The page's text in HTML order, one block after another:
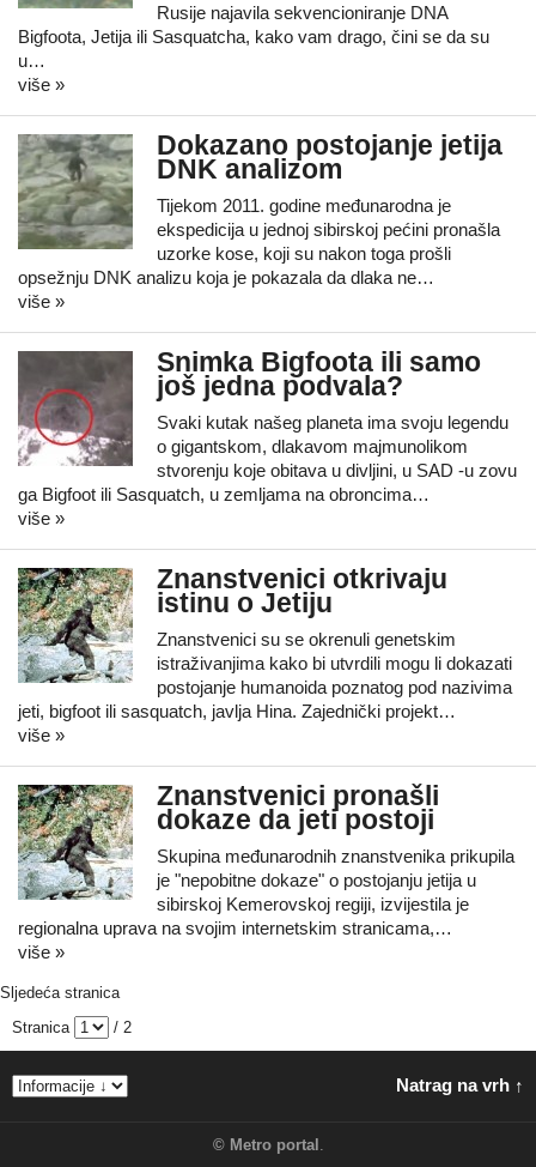
Rusije najavila sekvencioniranje DNA
Bigfoota, Jetija ili Sasquatcha, kako vam drago, čini se da su
u…
više »
Dokazano postojanje jetija
DNK analizom
Tijekom 2011. godine međunarodna je
ekspedicija u jednoj sibirskoj pećini pronašla
uzorke kose, koji su nakon toga prošli
opsežnju DNK analizu koja je pokazala da dlaka ne…
više »
Snimka Bigfoota ili samo
još jedna podvala?
Svaki kutak našeg planeta ima svoju legendu
o gigantskom, dlakavom majmunolikom
stvorenju koje obitava u divljini, u SAD -u zovu
ga Bigfoot ili Sasquatch, u zemljama na obroncima…
više »
Znanstvenici otkrivaju
istinu o Jetiju
Znanstvenici su se okrenuli genetskim
istraživanjima kako bi utvrdili mogu li dokazati
postojanje humanoida poznatog pod nazivima
jeti, bigfoot ili sasquatch, javlja Hina. Zajednički projekt…
više »
Znanstvenici pronašli
dokaze da jeti postoji
Skupina međunarodnih znanstvenika prikupila
je "nepobitne dokaze" o postojanju jetija u
sibirskoj Kemerovskoj regiji, izvijestila je
regionalna uprava na svojim internetskim stranicama,…
više »
Sljedeća stranica
Stranica
/ 2
Natrag na vrh ↑
© Metro portal .